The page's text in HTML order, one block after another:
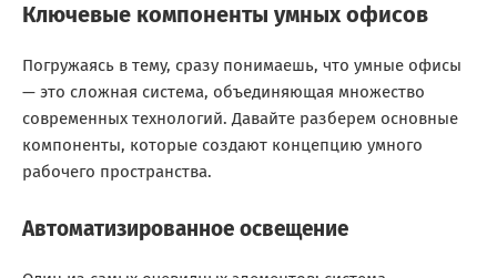
Ключевые компоненты умных офисов
Погружаясь в тему, сразу понимаешь, что умные офисы
— это сложная система, объединяющая множество
современных технологий. Давайте разберем основные
компоненты, которые создают концепцию умного
рабочего пространства.
Автоматизированное освещение